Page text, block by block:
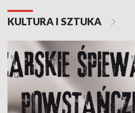
KULTURA I SZTUKA